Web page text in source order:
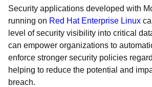
Security applications developed with
running on Red Hat Enterprise Linux
level of security visibility into critical
can empower organizations to
enforce stronger security policies
helping to reduce the potential and
breach.